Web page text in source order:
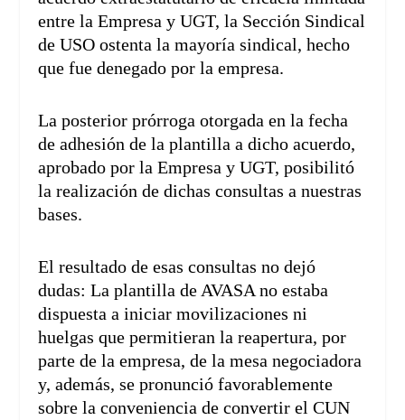
entre la Empresa y UGT, la Sección Sindical
de USO ostenta la mayoría sindical, hecho
que fue denegado por la empresa.
La posterior prórroga otorgada en la fecha
de adhesión de la plantilla a dicho acuerdo,
aprobado por la Empresa y UGT, posibilitó
la realización de dichas consultas a nuestras
bases.
El resultado de esas consultas no dejó
dudas: La plantilla de AVASA no estaba
dispuesta a iniciar movilizaciones ni
huelgas que permitieran la reapertura, por
parte de la empresa, de la mesa negociadora
y, además, se pronunció favorablemente
sobre la conveniencia de convertir el CUN